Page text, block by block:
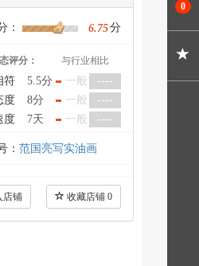
： 6.75分
评分： 与行业相比
符 5.5分 一般
----
度
8分 一般
----
度
7天 一般 ----
： 范国亮写实油画
店铺 收藏店铺 0
0